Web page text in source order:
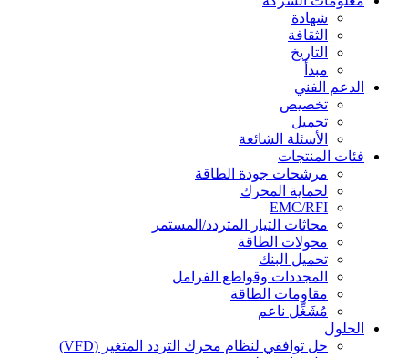
شهادة
الثقافة
التاريخ
مبدأ
الدعم الفني
تخصيص
تحميل
الأسئلة الشائعة
فئات المنتجات
مرشحات جودة الطاقة
لحماية المحرك
EMC/RFI
محاثات التيار المتردد/المستمر
محولات الطاقة
تحميل البنك
المجددات وقواطع الفرامل
مقاومات الطاقة
مُشَغِّل ناعم
الحلول
حل توافقي لنظام محرك التردد المتغير (VFD)